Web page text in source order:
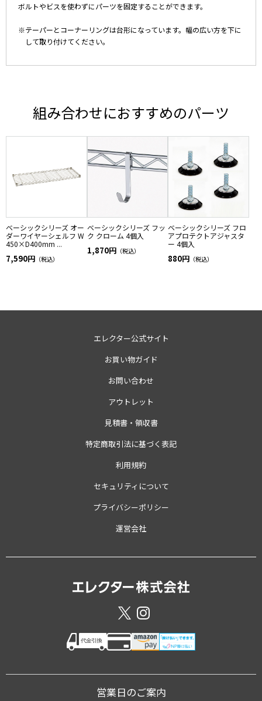
ボルトやビスを使わずにパーツを固定することができます。
※テーパーとコーナーリングは台形になっています。幅の広い方を下に
して取り付けてください。
組み合わせにおすすめのパーツ
ベーシックシリーズ オー
ダーワイヤーシェルフ W
450×D400mm ...
7,590円 （税込）
ベーシックシリーズ フッ
ク クローム 4個入
1,870円（税込）
ベーシックシリーズ フロ
アプロテクトアジャスタ
ー 4個入
880円 （税込）
エレクター公式サイト
お買い物ガイド
お問い合わせ
アウトレット
見積書・領収書
特定商取引法に基づく表記
利用規約
セキュリティについて
プライバシーポリシー
運営会社
営業日のご案内